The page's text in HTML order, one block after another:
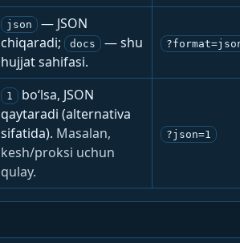
json
— JSON
chiqaradi;
docs
— shu
hujjat sahifasi.
1
bo‘lsa, JSON
qaytaradi (alternativa
sifatida). Masalan,
kesh/proksi uchun
qulay.
?json=1